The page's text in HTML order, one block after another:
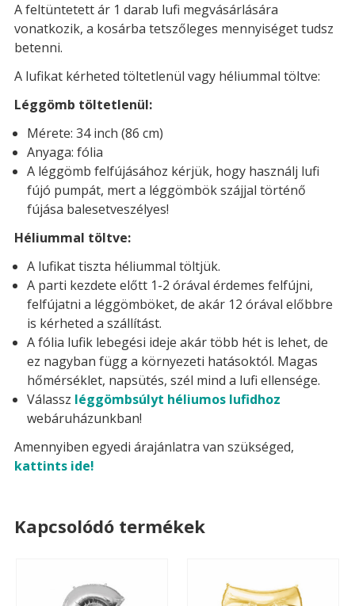
A feltüntetett ár 1 darab lufi megvásárlására
vonatkozik, a kosárba tetszőleges mennyiséget tudsz
betenni.
A lufikat kérheted töltetlenül vagy héliummal töltve:
Léggömb töltetlenül:
Mérete: 34 inch (86 cm)
Anyaga: fólia
A léggömb felfújásához kérjük, hogy használj lufi
fújó pumpát, mert a léggömbök szájjal történő
fújása balesetveszélyes!
Héliummal töltve:
A lufikat tiszta héliummal töltjük.
A parti kezdete előtt 1-2 órával érdemes felfújni,
felfújatni a léggömböket, de akár 12 órával előbbre
is kérheted a szállítást.
A fólia lufik lebegési ideje akár több hét is lehet, de
ez nagyban függ a környezeti hatásoktól. Magas
hőmérséklet, napsütés, szél mind a lufi ellensége.
Válassz léggömbsúlyt héliumos lufidhoz
webáruházunkban!
Amennyiben egyedi árajánlatra van szükséged,
kattints ide!
Kapcsolódó termékek